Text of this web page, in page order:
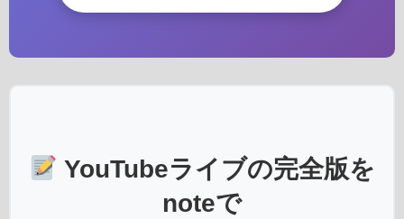
YouTubeライブの完全版を
noteで